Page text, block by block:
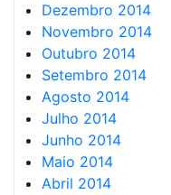
Dezembro 2014
Novembro 2014
Outubro 2014
Setembro 2014
Agosto 2014
Julho 2014
Junho 2014
Maio 2014
Abril 2014